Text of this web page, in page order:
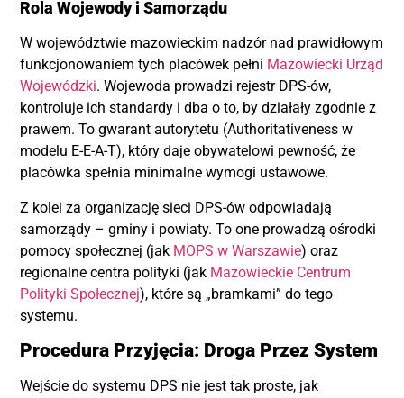
Rola Wojewody i Samorządu
W województwie mazowieckim nadzór nad prawidłowym
funkcjonowaniem tych placówek pełni Mazowiecki Urząd
Wojewódzki. Wojewoda prowadzi rejestr DPS-ów,
kontroluje ich standardy i dba o to, by działały zgodnie z
prawem. To gwarant autorytetu (Authoritativeness w
modelu E-E-A-T), który daje obywatelowi pewność, że
placówka spełnia minimalne wymogi ustawowe.
Z kolei za organizację sieci DPS-ów odpowiadają
samorządy – gminy i powiaty. To one prowadzą ośrodki
pomocy społecznej (jak MOPS w Warszawie) oraz
regionalne centra polityki (jak Mazowieckie Centrum
Polityki Społecznej), które są „bramkami” do tego
systemu.
Procedura Przyjęcia: Droga Przez System
Wejście do systemu DPS nie jest tak proste, jak